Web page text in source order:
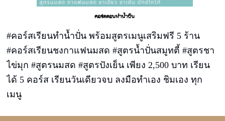
คอร์สสอนทำน้ำปั่น
#คอร์สเรียนทำน้ำปั่น พร้อมสูตรเมนูเสริมฟรี 5 ร้าน
#คอร์สเรียนชงกาแฟนมสด #สูตรน้ำปั่นสมูทตี้ #สูตรชา
ไข่มุก #สูตรนมสด #สูตรปังเย็น เพียง 2,500 บาท เรียน
ได้ 5 คอร์ส เรียนวันเดียวจบ ลงมือทำเอง ชิมเอง ทุก
เมนู